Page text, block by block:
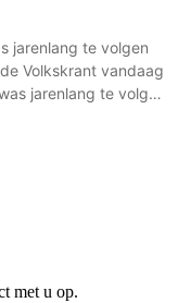
in de Screen Sharing
toegang kunnen
adviseren daarom
jarenlang te volgen
Volkskrant vandaag
jarenlang te volgen
Volkskrant vandaag
met u op.